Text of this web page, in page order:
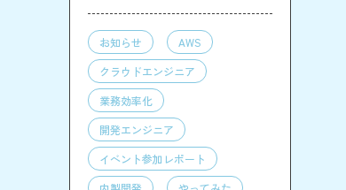
お知らせ
AWS
クラウドエンジニア
業務効率化
開発エンジニア
イベント参加レポート